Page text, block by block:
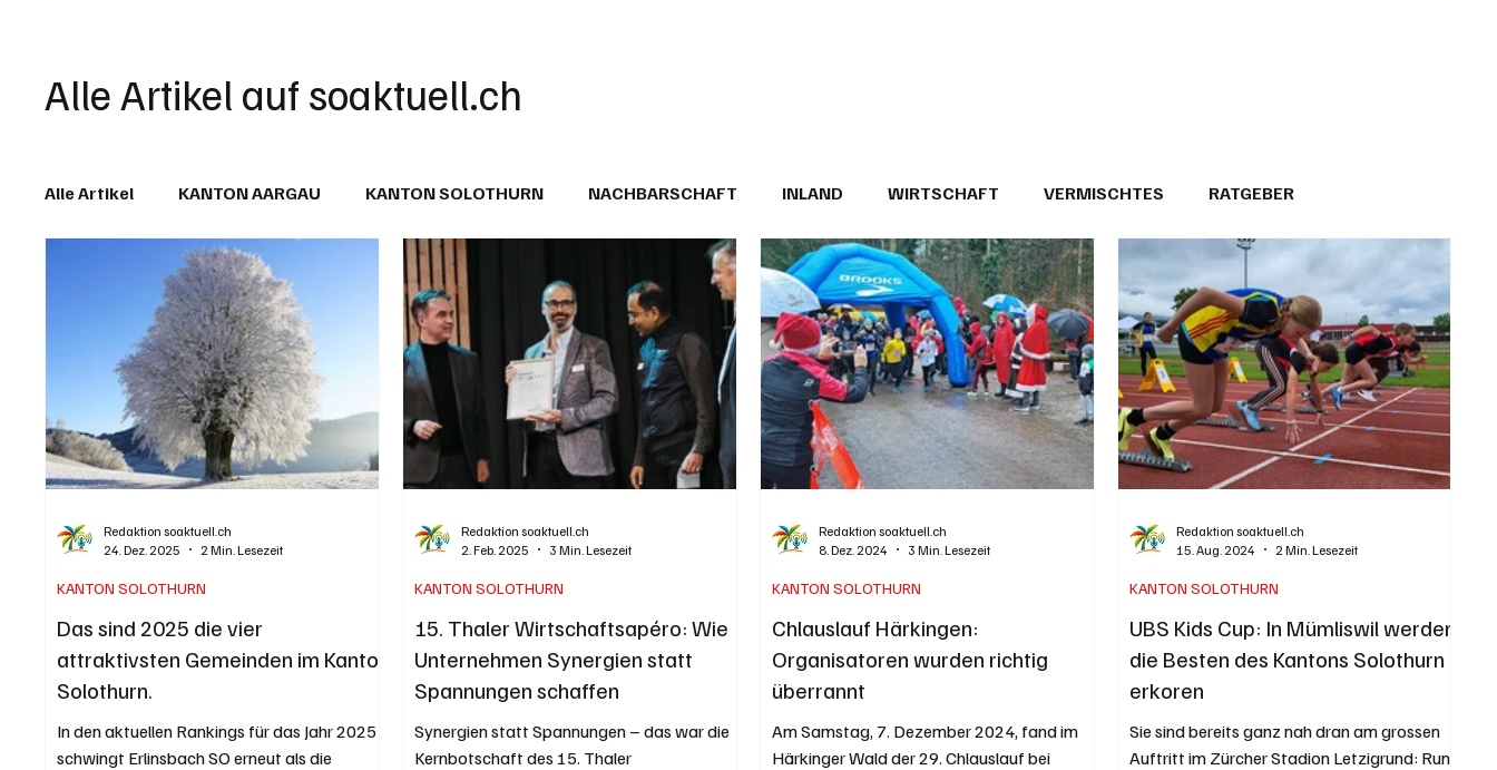
Alle Artikel auf soaktuell.ch
Alle Artikel KANTON AARGAU KANTON SOLOTHURN NACHBARSCHAFT INLAND WIRTSCHAFT VERMISCHTES RATGEBER
IN EIGENER SACHE KOMMENTARE LESERBRIEFE PUBLIREPORTAGEN TOPSTORY MUGA'26 GEMEINDEPORTRÄTS
Das sind 2025 die vier
attraktivsten Gemeinden im Kanton
Solothurn.
In den aktuellen Rankings für das Jahr 2025
schwingt Erlinsbach SO erneut als die
KANTON SOLOTHURN
Redaktion soaktuell.ch
24. Dez. 2025
2 Min. Lesezeit
15. Thaler Wirtschaftsapéro: Wie
Unternehmen Synergien statt
Spannungen schaffen
Synergien statt Spannungen – das war die
Kernbotschaft des 15. Thaler
KANTON SOLOTHURN
Redaktion soaktuell.ch
2. Feb. 2025
3 Min. Lesezeit
Chlauslauf Härkingen:
Organisatoren wurden richtig
überrannt
Am Samstag, 7. Dezember 2024, fand im
Härkinger Wald der 29. Chlauslauf bei
KANTON SOLOTHURN
Redaktion soaktuell.ch
8. Dez. 2024
3 Min. Lesezeit
UBS Kids Cup: In Mümliswil werden
die Besten des Kantons Solothurn
erkoren
Sie sind bereits ganz nah dran am grossen
Auftritt im Zürcher Stadion Letzigrund: Rund
KANTON SOLOTHURN
Redaktion soaktuell.ch
15. Aug. 2024
2 Min. Lesezeit